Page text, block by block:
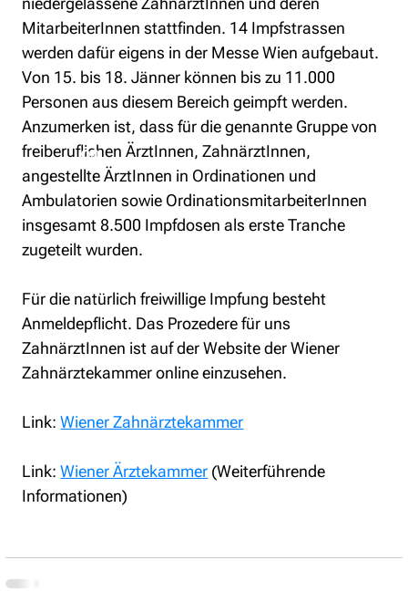
MitarbeiterInnen stattfinden. 14 Impfstrassen
werden dafür eigens in der Messe Wien aufgebaut.
Von 15. bis 18. Jänner können bis zu 11.000
Personen aus diesem Bereich geimpft werden.
Anzumerken ist, dass für die genannte Gruppe von
freiberuflichen ÄrztInnen, ZahnärztInnen,
angestellte ÄrztInnen in Ordinationen und
Ambulatorien sowie OrdinationsmitarbeiterInnen
insgesamt 8.500 Impfdosen als erste Tranche
zugeteilt wurden.
Für die natürlich freiwillige Impfung besteht
Anmeldepflicht. Das Prozedere für uns
ZahnärztInnen ist auf der Website der Wiener
Zahnärztekammer online einzusehen.
Link: Wiener Zahnärztekammer
Link: Wiener Ärztekammer (Weiterführende
Informationen)